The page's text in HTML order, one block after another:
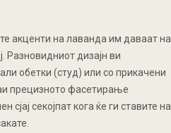
акценти на лаванда им даваат на
Разновидниот дизајн ви
обетки (студ) или со прикачени
прецизното фасетирање
секојпат кога ќе ги ставите на